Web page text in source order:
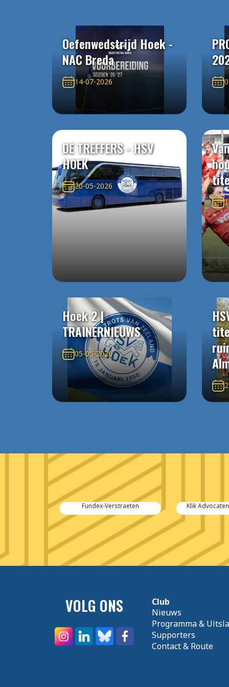
Oefenwedstrijd Hoek -
NAC Breda
14-07-2026
DE TREFFERS - HSV
HOEK
20-05-2026
Hoek 2 |
TRAINERNIEUWS
05-05-2026
Fundex-Verstraeten Klik
VOLG ONS
Club
Nieuws
Programma &
Supporters
Contact & Route